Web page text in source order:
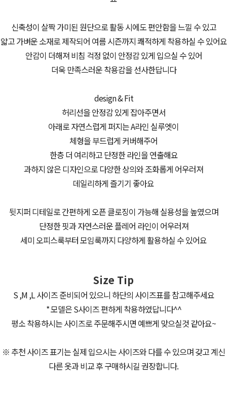
신축성이 살짝 가미된 원단으로 활동 시에도 편안함을 느낄 수 있고
얇고 가벼운 소재로 제작되어 여름 시즌까지 쾌적하게 착용하실 수 있어요
안감이 더해져 비침 걱정 없이 안정감 있게 입으실 수 있어
더욱 만족스러운 착용감을 선사한답니다
design & Fit
허리선을 안정감 있게 잡아주면서
아래로 자연스럽게 퍼지는 A라인 실루엣이
체형을 부드럽게 커버해주어
한층 더 여리하고 단정한 라인을 연출해요
과하지 않은 디자인으로 다양한 상의와 조화롭게 어우러져
데일리하게 즐기기 좋아요
뒷지퍼 디테일로 간편하게 오픈 클로징이 가능해 실용성을 높였으며
단정한 핏과 자연스러운 플레어 라인이 어우러져
세미 오피스룩부터 모임룩까지 다양하게 활용하실 수 있어요
Size Tip
S ,M ,L 사이즈 준비되어 있으니 하단의 사이즈표를 참고해주세요
* 모델은 S사이즈 편하게 착용하였답니다^^
평소 착용하시는 사이즈로 주문해주시면 예쁘게 맞으실것 같아요~
※ 추천 사이즈 표기는 실제 입으시는 사이즈와 다를 수 있으며 갖고 계신
다른 옷과 비교 후 구매하시길 권장합니다.